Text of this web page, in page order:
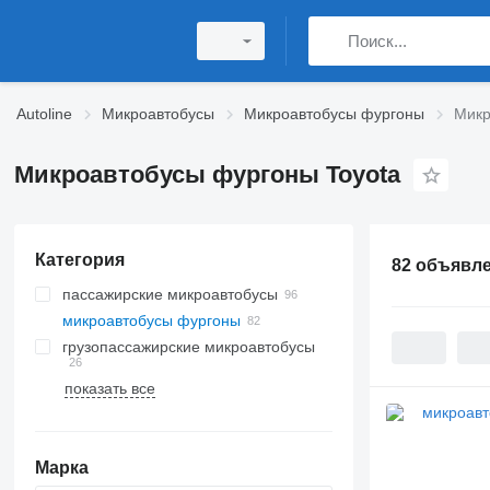
Autoline Микроавтобусы Микроавтобусы фургоны
Микроавтобусы фургоны Toyota
Категория
пассажирские микроавтобусы
микроавтобусы фургоны
грузопассажирские микроавтобусы
показать все
Марка
82